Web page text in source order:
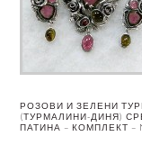
РОЗОВИ И ЗЕЛЕНИ
(ТУРМАЛИНИ-ДИНЯ)
ПАТИНА – КОМПЛЕКТ –